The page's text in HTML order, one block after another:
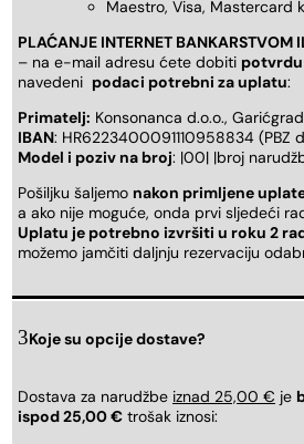
Maestro, Visa, Mastercard
PLAĆANJE INTERNET BANKARSTVOM
– na e-mail adresu ćete dobiti
navedeni podaci potrebni za uplatu:
Primatelj: Konsonanca d.o.o.,
IBAN: HR6223400091110958834 (PBZ
Model i poziv na broj: |00| |broj
Pošiljku šaljemo nakon primljene
a ako nije moguće, onda prvi sljedeći
Uplatu je potrebno izvršiti u roku 2
možemo jamčiti daljnju rezervaciju
Koje su opcije dostave?
Dostava za narudžbe iznad 25,00 € je
ispod 25,00 € trošak iznosi: